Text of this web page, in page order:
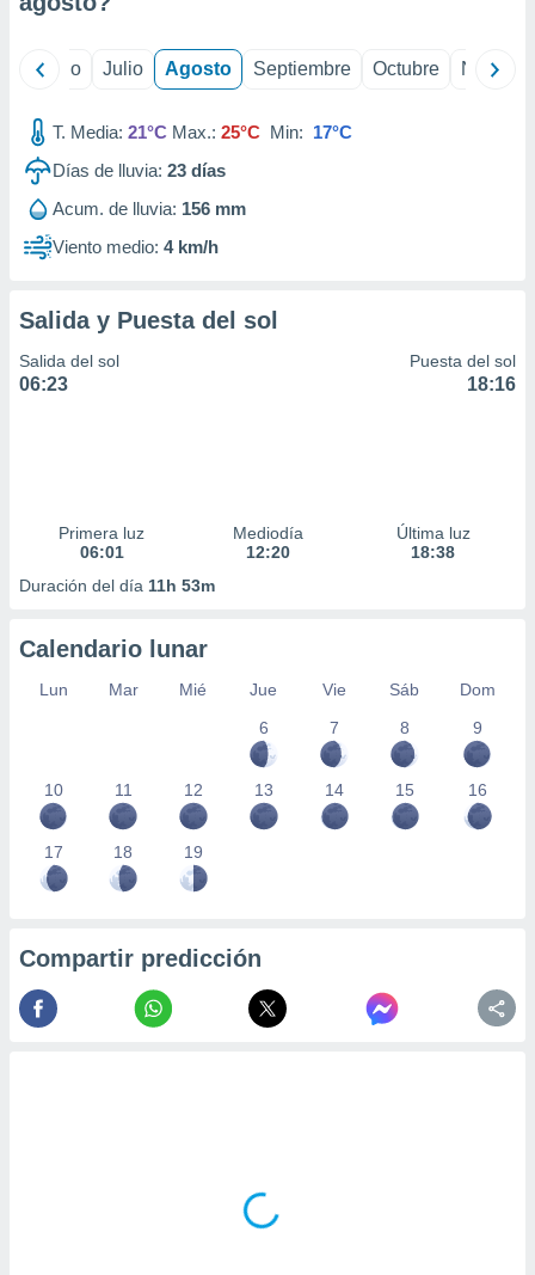
mediante
publicidad
publicidad
1199
Junio Julio Agosto Septiembre Octubre
T. Media: 21°C Max.: 25°C Min: 17°C
Días de lluvia: 23 días
Acum. de lluvia: 156 mm
Viento medio: 4 km/h
Salida y Puesta del sol
Salida del sol
06:23
Puesta del sol
18:16
Primera luz
06:01
Mediodía
12:20
Última luz
18:38
Duración del día 11h 53m
Calendario lunar
Lun Mar Mié Jue Vie Sáb
Dom
6
7 8 9
10 11 12 13 14 15 16
17 18 19
Compartir predicción